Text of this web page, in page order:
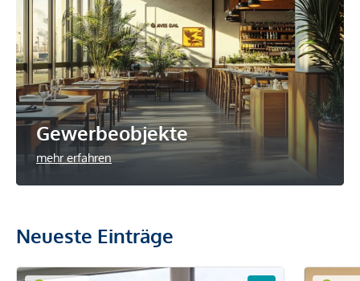
Gewerbeobjekte
mehr erfahren
Neueste Einträge